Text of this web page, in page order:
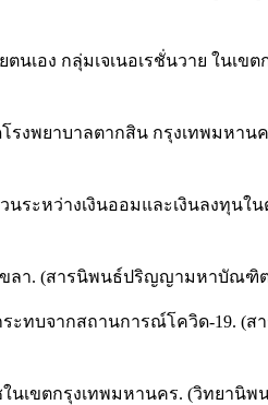
นเอง กลุ่มเจเนอเรชั่นวาย ใน
โรงพยาบาลตากสิน กรุงเทพมห
ระหว่างเงินออมและเงินลงทุนใ
ขลา. (สารนิพนธ์ปริญญามหาบัณฑิ
ระทบจากสถานการณ์โควิด-19.
ในเขตกรุงเทพมหานคร. (วิทยา